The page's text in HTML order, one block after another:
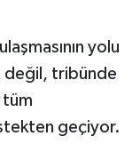
yolu
değil, tribünde
tüm
geçiyor.